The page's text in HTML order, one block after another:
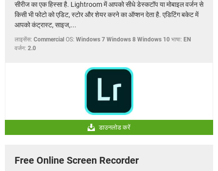
सीरीज का एक हिस्सा है. Lightroom में आपको सीधे डेस्कटॉप या मोबाइल वर्जन से
किसी भी फोटो को एडिट, स्टोर और शेयर करने का ऑप्शन देता है. एडिटिंग बकेट में
आपको कंट्रास्ट, साइज,...
लाइसेंस: Commercial OS: Windows 7 Windows 8 Windows 10 भाषा: EN
वर्जन: 2.0
डाउनलोड करें
Free Online Screen Recorder